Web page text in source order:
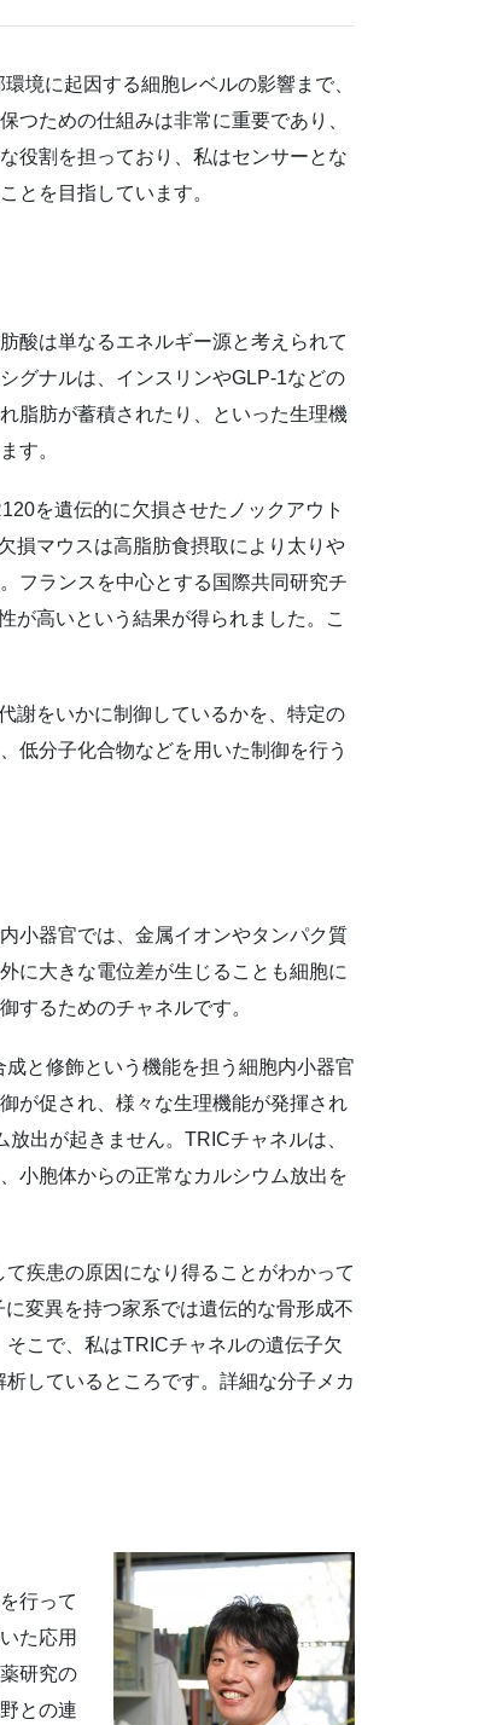
境に起因する細胞レベルの影響まで、
つための仕組みは非常に重要であり、
役割を担っており、私はセンサーとな
とを目指しています。
酸は単なるエネルギー源と考えられて
グナルは、インスリンやGLP-1などの
脂肪が蓄積されたり、といった生理機
す。
を遺伝的に欠損させたノックアウト
損マウスは高脂肪食摂取により太りや
フランスを中心とする国際共同研究チ
が高いという結果が得られました。こ
謝をいかに制御しているかを、特定の
低分子化合物などを用いた制御を行う
小器官では、金属イオンやタンパク質
に大きな電位差が生じることも細胞に
するためのチャネルです。
と修飾という機能を担う細胞内小器官
が促され、様々な生理機能が発揮され
出が起きません。TRICチャネルは、
小胞体からの正常なカルシウム放出を
疾患の原因になり得ることがわかって
変異を持つ家系では遺伝的な骨形成不
こで、私はTRICチャネルの遺伝子欠
しているところです。詳細な分子メカ
行って
た応用
研究の
との連